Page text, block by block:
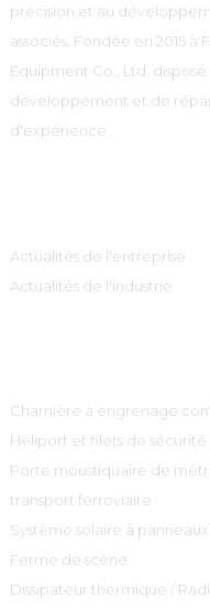
précision et au
associés. Fondée en 2015 à
Equipment Co., Ltd.
développement et de
d'expérience.
Actualités de l'entreprise
Actualités de l'industrie
Charnière à engrenage
Héliport et filets de sécurité
Porte moustiquaire de
transport ferroviaire
Système solaire à
Ferme de scène
Dissipateur thermique /